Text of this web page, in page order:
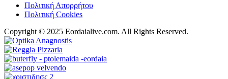
Πολιτική Απορρήτου
Πολιτική Cookies
Copyright © 2025 Eordaialive.com. All Rights Reserved.